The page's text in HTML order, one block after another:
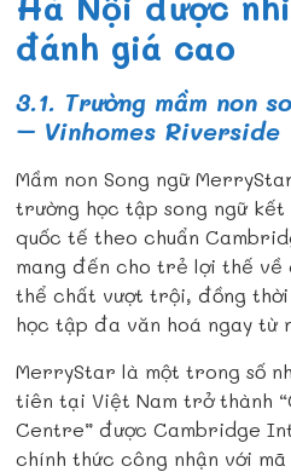
đánh giá cao
3.1. Trường mầm non
– Vinhomes Riverside
Mầm non Song ngữ
trường học tập song ngữ kết
quốc tế theo chuẩn
mang đến cho trẻ lợi thế về
thể chất vượt trội, đồng
học tập đa văn hoá ngay từ
MerryStar là một trong số
tiên tại Việt Nam trở thành
Centre” được Cambridge
chính thức công nhận với mã